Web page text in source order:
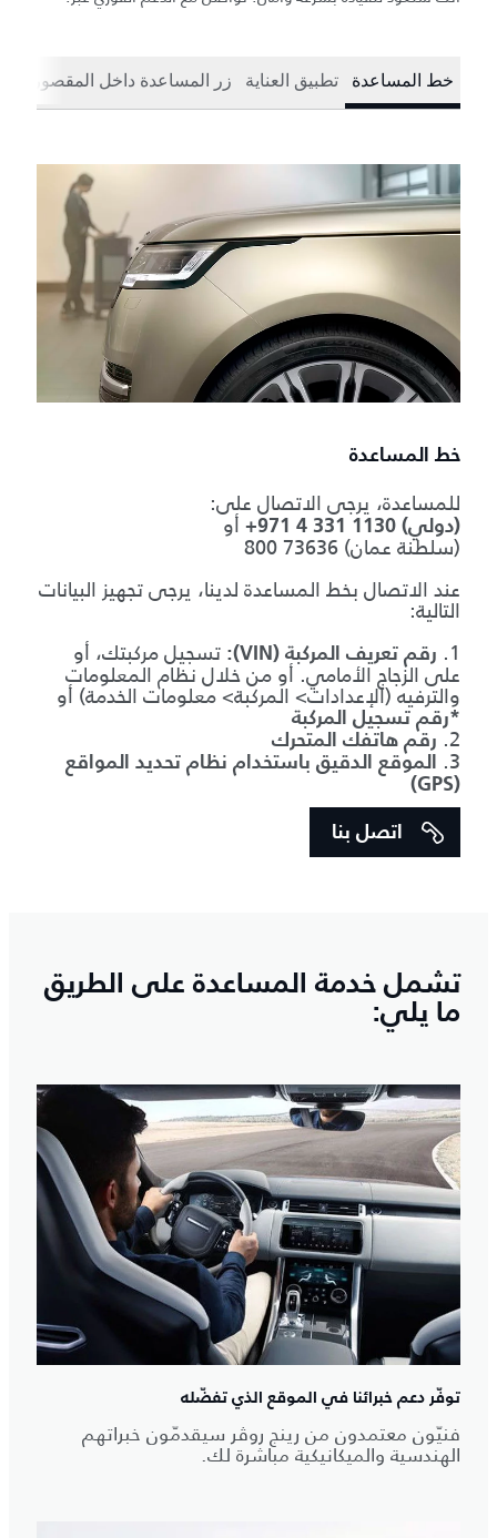
خط المساعدة تطبيق العناية زر المساعدة داخل المقصورة
خط المساعدة
للمساعدة، يرجى الاتصال على:
+971 4 331 1130 (دولي) أو
800 73636 (سلطنة عمان)
عند الاتصال بخط المساعدة لدينا، يرجى تجهيز البيانات
التالية:
1.
رقم تعريف المركبة (VIN): تسجيل مركبتك، أو
على الزجاج الأمامي. أو من خلال نظام المعلومات
والترفيه (الإعدادات> المركبة> معلومات الخدمة) أو
*رقم تسجيل المركبة
2. رقم هاتفك المتحرك
3.
الموقع الدقيق باستخدام نظام تحديد المواقع
(GPS)
اتصل بنا
تشمل خدمة المساعدة على الطريق
ما يلي:
توفّر دعم خبرائنا في الموقع الذي تفضّله
فنيّون معتمدون من رينج روڤر سيقدمّون خبراتهم
الهندسية والميكانيكية مباشرة لك.